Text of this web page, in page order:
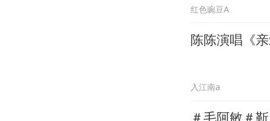
红色豌豆A
陈陈演唱《
入江南a
＃毛阿敏＃